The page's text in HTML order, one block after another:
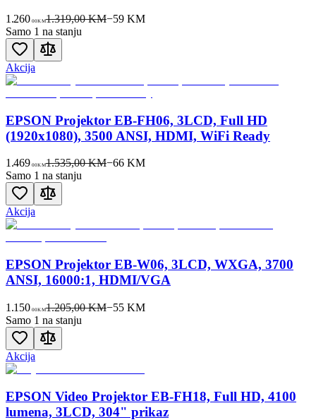
1.260 00KM1.319,00 KM−59KM
Samo 1 na stanju
Akcija
EPSON Projektor EB-FH06, 3LCD, Full HD
(1920x1080), 3500 ANSI, HDMI, WiFi Ready
1.469 00KM1.535,00 KM−66KM
Samo 1 na stanju
Akcija
EPSON Projektor EB-W06, 3LCD, WXGA, 3700
ANSI, 16000:1, HDMI/VGA
1.150 00KM1.205,00 KM−55KM
Samo 1 na stanju
Akcija
EPSON Video Projektor EB-FH18, Full HD, 4100
lumena, 3LCD, 304" prikaz